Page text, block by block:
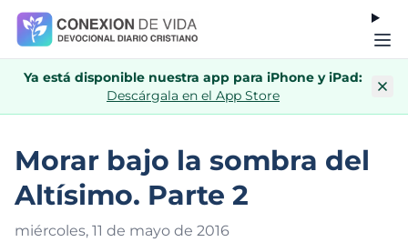
Ya está disponible nuestra app para iPhone y iPad:
Descárgala en el App Store
Morar bajo la sombra del
Altísimo. Parte 2
miércoles, 11 de mayo de 2016